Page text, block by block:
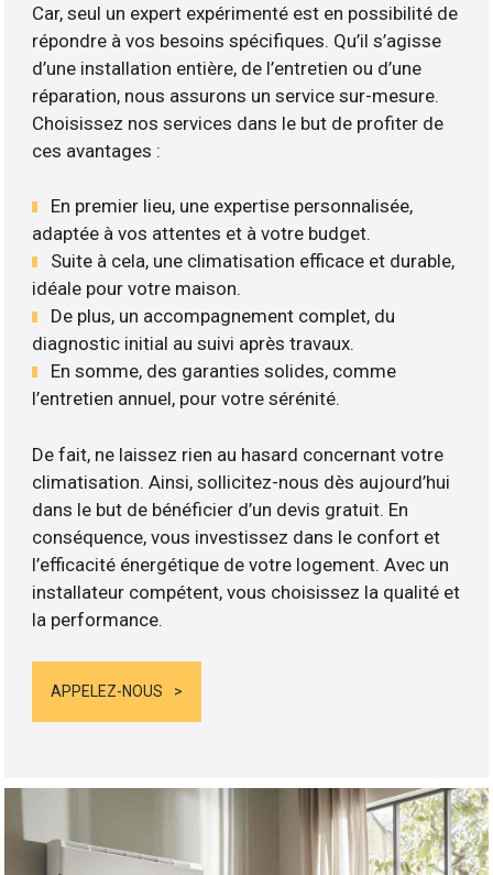
Car, seul un expert expérimenté est en possibilité de
répondre à vos besoins spécifiques. Qu’il s’agisse
d’une installation entière, de l’entretien ou d’une
réparation, nous assurons un service sur-mesure.
Choisissez nos services dans le but de profiter de
ces avantages :
En premier lieu, une expertise personnalisée,
adaptée à vos attentes et à votre budget.
Suite à cela, une climatisation efficace et durable,
idéale pour votre maison.
De plus, un accompagnement complet, du
diagnostic initial au suivi après travaux.
En somme, des garanties solides, comme
l’entretien annuel, pour votre sérénité.
De fait, ne laissez rien au hasard concernant votre
climatisation. Ainsi, sollicitez-nous dès aujourd’hui
dans le but de bénéficier d’un devis gratuit. En
conséquence, vous investissez dans le confort et
l’efficacité énergétique de votre logement. Avec un
installateur compétent, vous choisissez la qualité et
la performance.
APPELEZ-NOUS